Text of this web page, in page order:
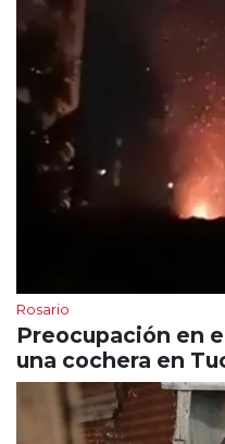
Rosario
Preocupación en
una cochera en